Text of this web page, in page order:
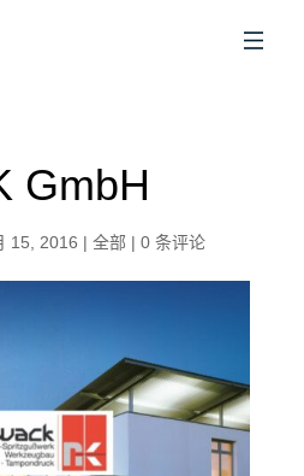
GmbH
15, 2016 | 全部 | 0 条评论